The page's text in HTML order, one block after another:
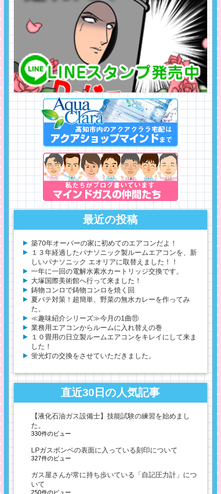
最近の投稿
築70年オーバーの家に初めてのエアコンだよ！
１３年経過したパナソニック製ルームエアコンを、新
しいパナソニック エオリアに取替えました！！
一年に一回の電解水素水カートリッジ交換です。
大塚国際美術館へ行って来ました！
鋳物コンロで鋳物コンロを焼く回
夏バテ対策！超簡単、野菜の無水カレーを作ってみ
た。
≪趣味紹介シリーズ≫今月の1曲⑪
業務用エアコンからルームに入れ替えの巻
１０畳用の日立製ルームエアコンをキレイにして来ま
した！
蛍光灯の交換をさせていただきました。
直近30日の人気記事
【液化石油ガス設備士】技能試験の練習を始めまし
た。
330件のビュー
LPガスボンベの表面に入っている刻印について
327件のビュー
ガス屋さんが常に持ち歩いている「自記圧力計」につ
いて
250件のビュー